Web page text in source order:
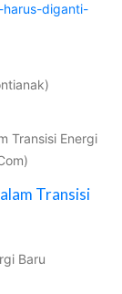
diganti-
Transisi Energi
Transisi
Baru